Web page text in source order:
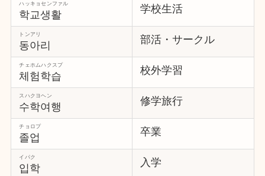
학교생활
ハッキョセンファル 学校生活
동아리
トンアリ 部活・サークル
체험학습
チェホムハクスプ 校外学習
수학여행
スハクヨヘン 修学旅行
졸업
チョロプ 卒業
입학
イパク 入学